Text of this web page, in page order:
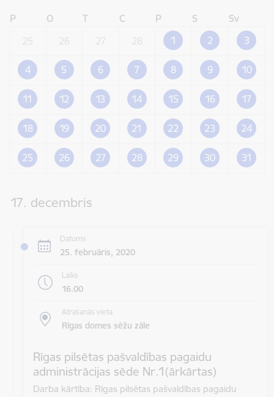
P O T C P S
Sv
1 2 3
4 5 6 7 8 9 10
11 12 13 14 15 16 17
18 19 20 21 22 23 24
25 26 27 28 29 30 31
17. decembris
Datums
25. februāris, 2020
Laiks
16.00
Atrašanās vieta
Rīgas domes sēžu zāle
Rīgas pilsētas pašvaldības pagaidu
administrācijas sēde Nr.1(ārkārtas)
Darba kārtība: Rīgas pilsētas pašvaldības pagaidu